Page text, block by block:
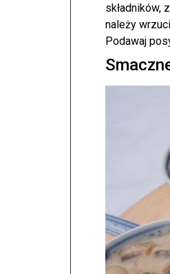
składników,
należy
Podawaj